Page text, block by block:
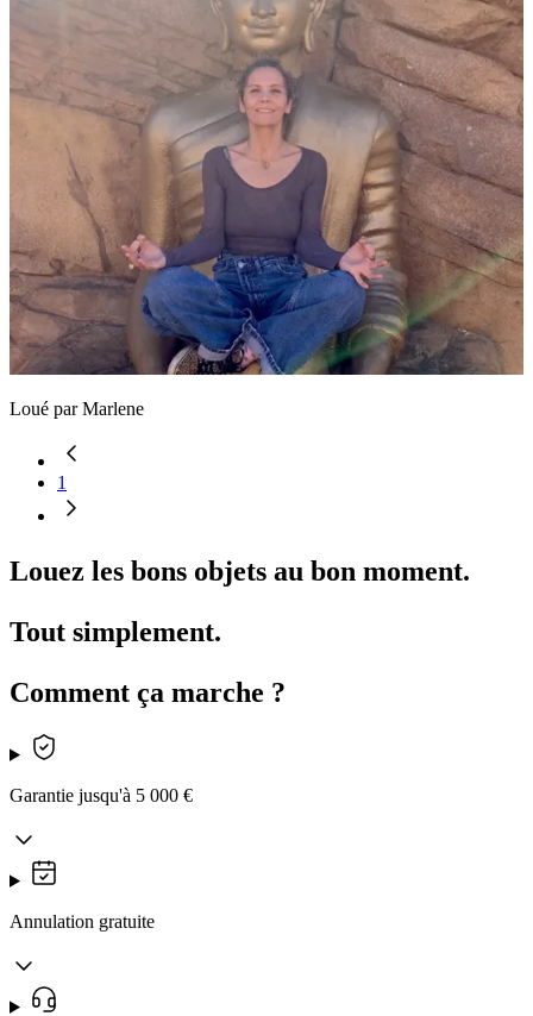
Loué parMarlene
1
Louez les bons objets au bon moment.
Tout simplement.
Comment ça marche ?
Garantie jusqu'à 5 000 €
Annulation gratuite